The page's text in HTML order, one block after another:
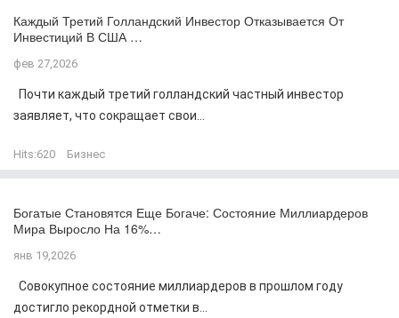
Каждый Третий Голландский Инвестор Отказывается От
Инвестиций В США …
фев 27,2026
Почти каждый третий голландский частный инвестор
заявляет, что сокращает свои...
Hits:620 Бизнес
Богатые Становятся Еще Богаче: Состояние Миллиардеров
Мира Выросло На 16%…
янв 19,2026
Совокупное состояние миллиардеров в прошлом году
достигло рекордной отметки в...